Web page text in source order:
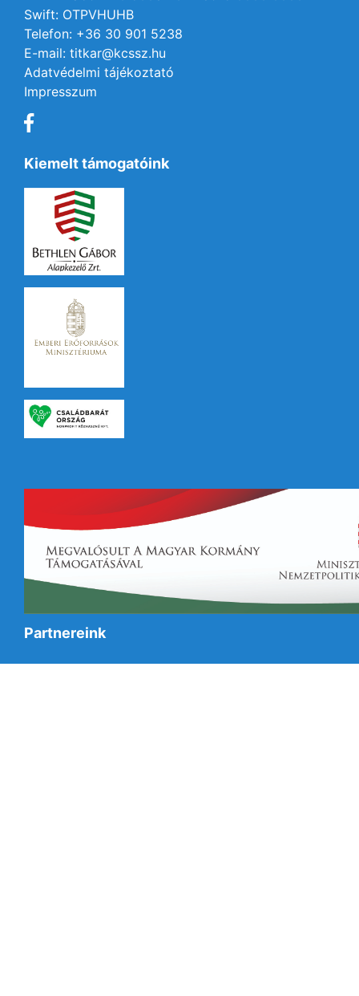
Swift: OTPVHUHB
Telefon: +36 30 901 5238
E-mail: titkar@kcssz.hu
Adatvédelmi tájékoztató
Impresszum
Kiemelt támogatóink
Partnereink